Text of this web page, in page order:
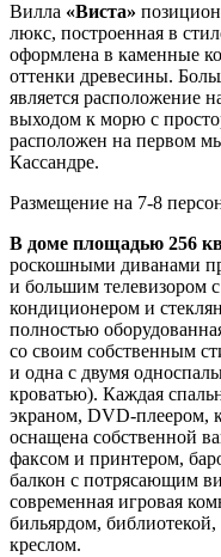
Вилла «Виста»
люкс, построенная в
оформлена в каменные
оттенки древесины.
является расположение
выходом к морю с
расположен на первом
Кассандре.
Размещение на 7-8
В доме площадью 256
роскошными диванами
и большим телевизором
кондиционером и
полностью
со своим собственным
и одна с двумя
кроватью). Каждая
экраном, DVD-плеером,
оснащена собственной
факсом и принтером,
балкон с потрясающим
современная игровая
бильярдом,
креслом.